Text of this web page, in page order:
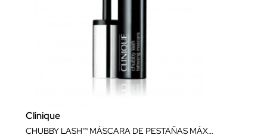
Clinique
CHUBBY LASH™ MÁSCARA DE PESTAÑAS MÁXIMO VOLUMEN 001NOIR